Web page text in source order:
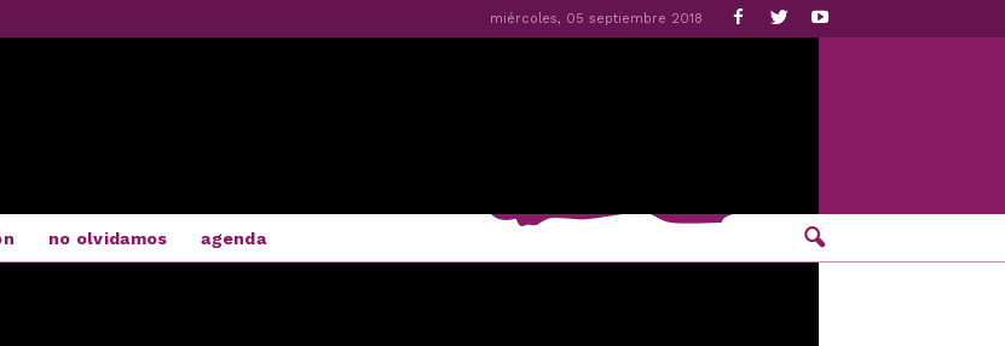
miércoles, 05 septiembre 2018
no olvidamos agenda